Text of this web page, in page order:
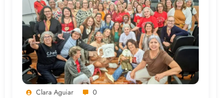
Clara Aguiar 0